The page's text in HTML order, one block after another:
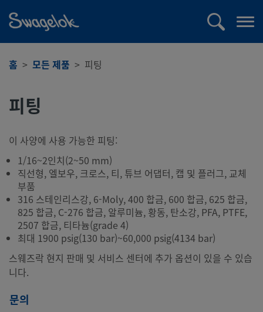
홈 모든 제품 피팅
피팅
이 사양에 사용 가능한 피팅:
1/16~2인치(2~50 mm)
직선형, 엘보우, 크로스, 티, 튜브 어댑터, 캡 및 플러그, 교체
부품
316 스테인리스강, 6-Moly, 400 합금, 600 합금, 625 합금,
825 합금, C-276 합금, 알루미늄, 황동, 탄소강, PFA, PTFE,
2507 합금, 티타늄(grade 4)
최대 1900 psig(130 bar)~60,000 psig(4134 bar)
스웨즈락 현지 판매 및 서비스 센터에 추가 옵션이 있을 수 있습
니다.
문의